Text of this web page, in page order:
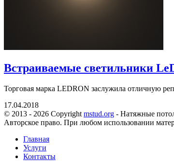
Встраиваемые светильники
Торговая марка LEDRON заслужила отличную
17.04.2018
© 2013 - 2026 Copyright mstud.org - Натяжные
Авторское право. При любом использовании
Главная
Услуги
Контакты